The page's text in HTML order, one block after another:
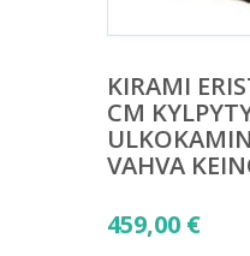
KIRAMI
CM
VAHVA
459,00 €